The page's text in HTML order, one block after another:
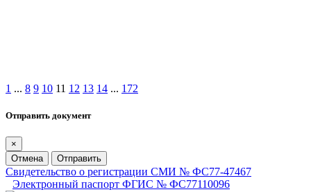
1 ... 8 9 10 11 12 13 14 ... 172
Отправить документ
×
Отмена
Отправить
Свидетельство о регистрации СМИ № ФС77-47467
Электронный паспорт ФГИС № ФС77110096